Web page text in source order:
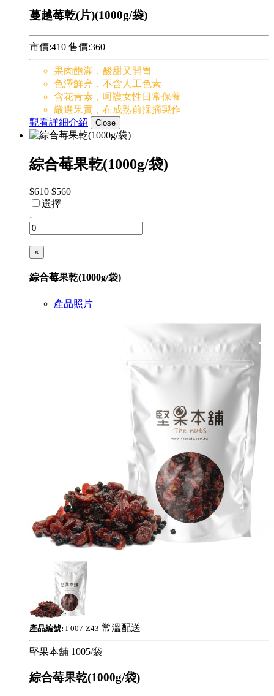
蔓越莓乾(片)(1000g/袋)
市價:410 售價:360
果肉飽滿，酸甜又開胃
色澤鮮亮，不含人工色素
含花青素，呵護女性日常保養
嚴選果實，在成熟前採摘製作
觀看詳細介紹
Close
綜合莓果乾(1000g/袋)
$610 $560
選擇
-
+
×
綜合莓果乾(1000g/袋)
產品照片
產品編號: I-007-Z43 常溫配送
堅果本舖 1005/袋
綜合莓果乾(1000g/袋)